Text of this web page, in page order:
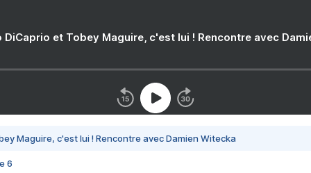
DiCaprio et Tobey Maguire, c'est lui ! Rencontre avec
Maguire, c'est lui ! Rencontre avec Damien Witecka
6